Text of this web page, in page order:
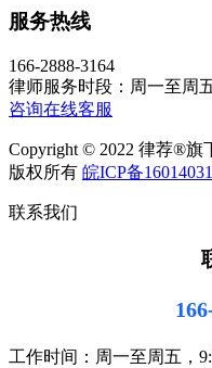
服务热线
166-2888-3164
律师服务时段：周一至周
咨询在线客服
Copyright © 2022 律荐®旗
版权所有 皖ICP备
联系我们
工作时间：周一至周五，